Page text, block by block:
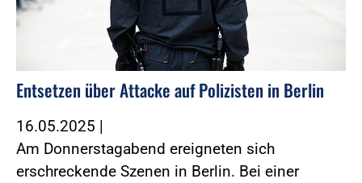
Entsetzen über Attacke auf Polizisten in Berlin
16.05.2025 |
Am Donnerstagabend ereigneten sich
erschreckende Szenen in Berlin. Bei einer